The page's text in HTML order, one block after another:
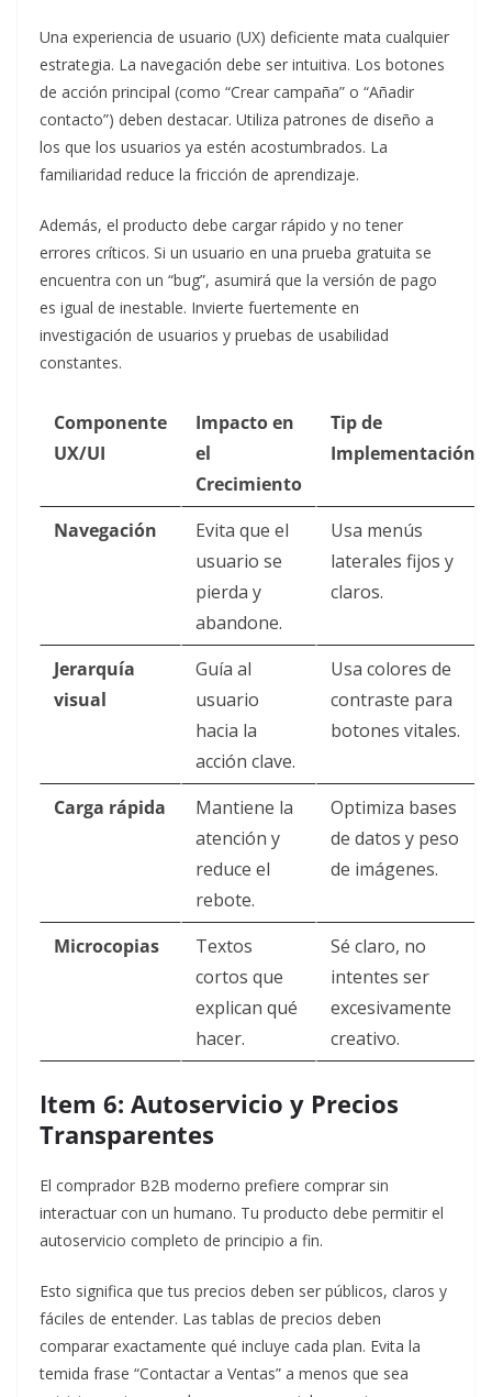
Una experiencia de usuario (UX) deficiente mata cualquier
estrategia. La navegación debe ser intuitiva. Los botones
de acción principal (como “Crear campaña” o “Añadir
contacto”) deben destacar. Utiliza patrones de diseño a
los que los usuarios ya estén acostumbrados. La
familiaridad reduce la fricción de aprendizaje.
Además, el producto debe cargar rápido y no tener
errores críticos. Si un usuario en una prueba gratuita se
encuentra con un “bug”, asumirá que la versión de pago
es igual de inestable. Invierte fuertemente en
investigación de usuarios y pruebas de usabilidad
constantes.
Componente
UX/UI
Impacto en
el
Crecimiento
Tip de
Implementación
Navegación
Evita que el
usuario se
pierda y
abandone.
Usa menús
laterales fijos y
claros.
Jerarquía
visual
Guía al
usuario
hacia la
acción clave.
Usa colores de
contraste para
botones vitales.
Carga rápida
Mantiene la
atención y
reduce el
rebote.
Optimiza bases
de datos y peso
de imágenes.
Microcopias
Textos
cortos que
explican qué
hacer.
Sé claro, no
intentes ser
excesivamente
creativo.
Item 6: Autoservicio y Precios
Transparentes
El comprador B2B moderno prefiere comprar sin
interactuar con un humano. Tu producto debe permitir el
autoservicio completo de principio a fin.
Esto significa que tus precios deben ser públicos, claros y
fáciles de entender. Las tablas de precios deben
comparar exactamente qué incluye cada plan. Evita la
temida frase “Contactar a Ventas” a menos que sea